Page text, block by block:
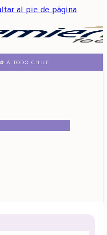
al pie de página
A TODO CHILE